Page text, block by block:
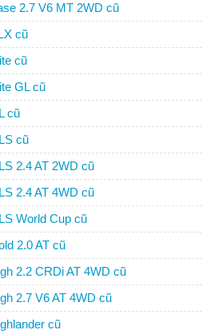
2.7 V6 MT 2WD cũ
cũ
cũ
GL cũ
cũ
cũ
2.4 AT 2WD cũ
2.4 AT 4WD cũ
World Cup cũ
2.0 AT cũ
2.2 CRDi AT 4WD cũ
2.7 V6 AT 4WD cũ
cũ